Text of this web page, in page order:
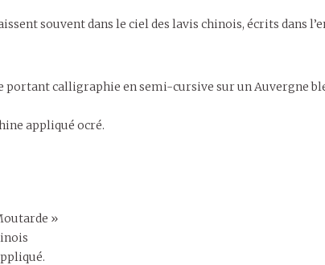
souvent dans le ciel des lavis chinois, écrits dans
portant calligraphie en semi-cursive sur un Auvergne
appliqué ocré.
»